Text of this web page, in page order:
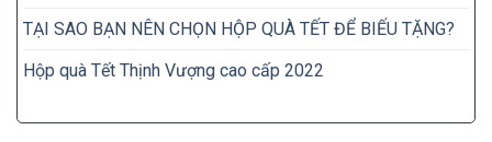
TẠI SAO BẠN NÊN CHỌN HỘP QUÀ TẾT ĐỂ BIẾU TẶNG?
Hộp quà Tết Thịnh Vượng cao cấp 2022